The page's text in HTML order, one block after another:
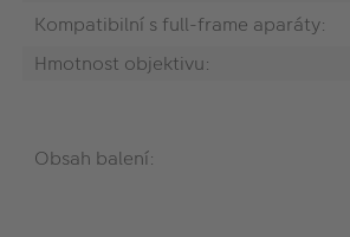
Kompatibilní s full-frame aparáty:
Hmotnost objektivu:
Obsah balení: